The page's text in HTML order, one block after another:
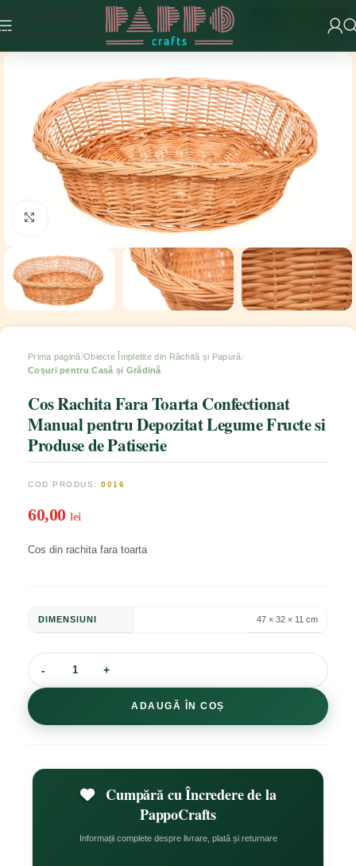
Skip to navigation
Skip to main content
Fabricat în România
Click to enlarge
Prima pagină Obiecte Împletite din Răchită și Papură
Coșuri pentru Casă și Grădină
Cos Rachita Fara Toarta Confectionat
Manual pentru Depozitat Legume Fructe si
Produse de Patiserie
COD PRODUS: 0016
60,00lei
Cos din rachita fara toarta
DIMENSIUNI 47 × 32 × 11 cm
ADAUGĂ ÎN COȘ
Cumpără cu Încredere de la
PappoCrafts
Informații complete despre livrare, plată și returnare